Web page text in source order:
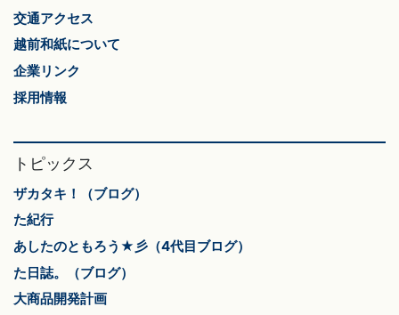
交通アクセス
越前和紙について
企業リンク
採用情報
トピックス
ザカタキ！（ブログ）
た紀行
あしたのともろう★彡（4代目ブログ）
た日誌。（ブログ）
大商品開発計画